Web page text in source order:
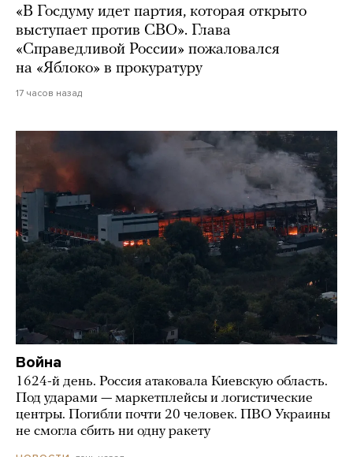
«В Госдуму идет партия, которая открыто
выступает против СВО». Глава
«Справедливой России» пожаловался
на «Яблоко» в прокуратуру
17 часов назад
Война
1624-й день. Россия атаковала Киевскую область.
Под ударами — маркетплейсы и логистические
центры. Погибли почти 20 человек. ПВО Украины
не смогла сбить ни одну ракету